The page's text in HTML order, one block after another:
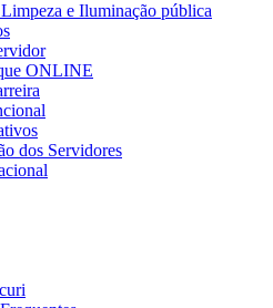
e Iluminação pública
ONLINE
dos Servidores